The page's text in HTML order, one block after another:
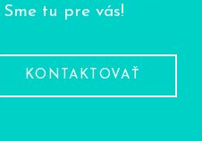
tu pre vás!
KONTAKTOVAŤ